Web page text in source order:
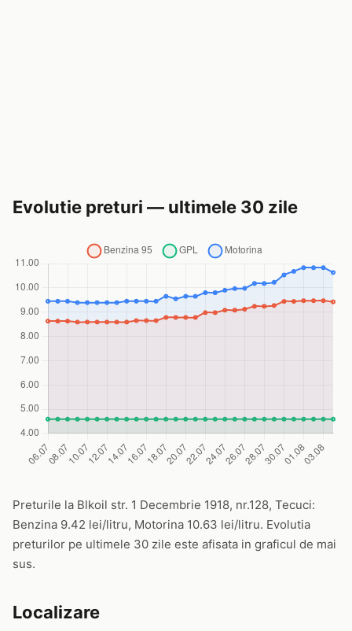
Evolutie preturi — ultimele 30 zile
Preturile la Blkoil str. 1 Decembrie 1918, nr.128, Tecuci:
Benzina 9.42 lei/litru, Motorina 10.63 lei/litru. Evolutia
preturilor pe ultimele 30 zile este afisata in graficul de mai
sus.
Localizare